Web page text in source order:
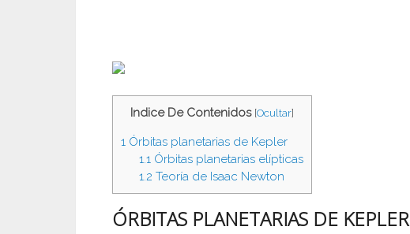
Indice De Contenidos [Ocultar]
1 Órbitas planetarias de Kepler
1.1Órbitas planetarias elípticas
1.2 Teoría de Isaac Newton
ÓRBITAS PLANETARIAS DE KEPLER